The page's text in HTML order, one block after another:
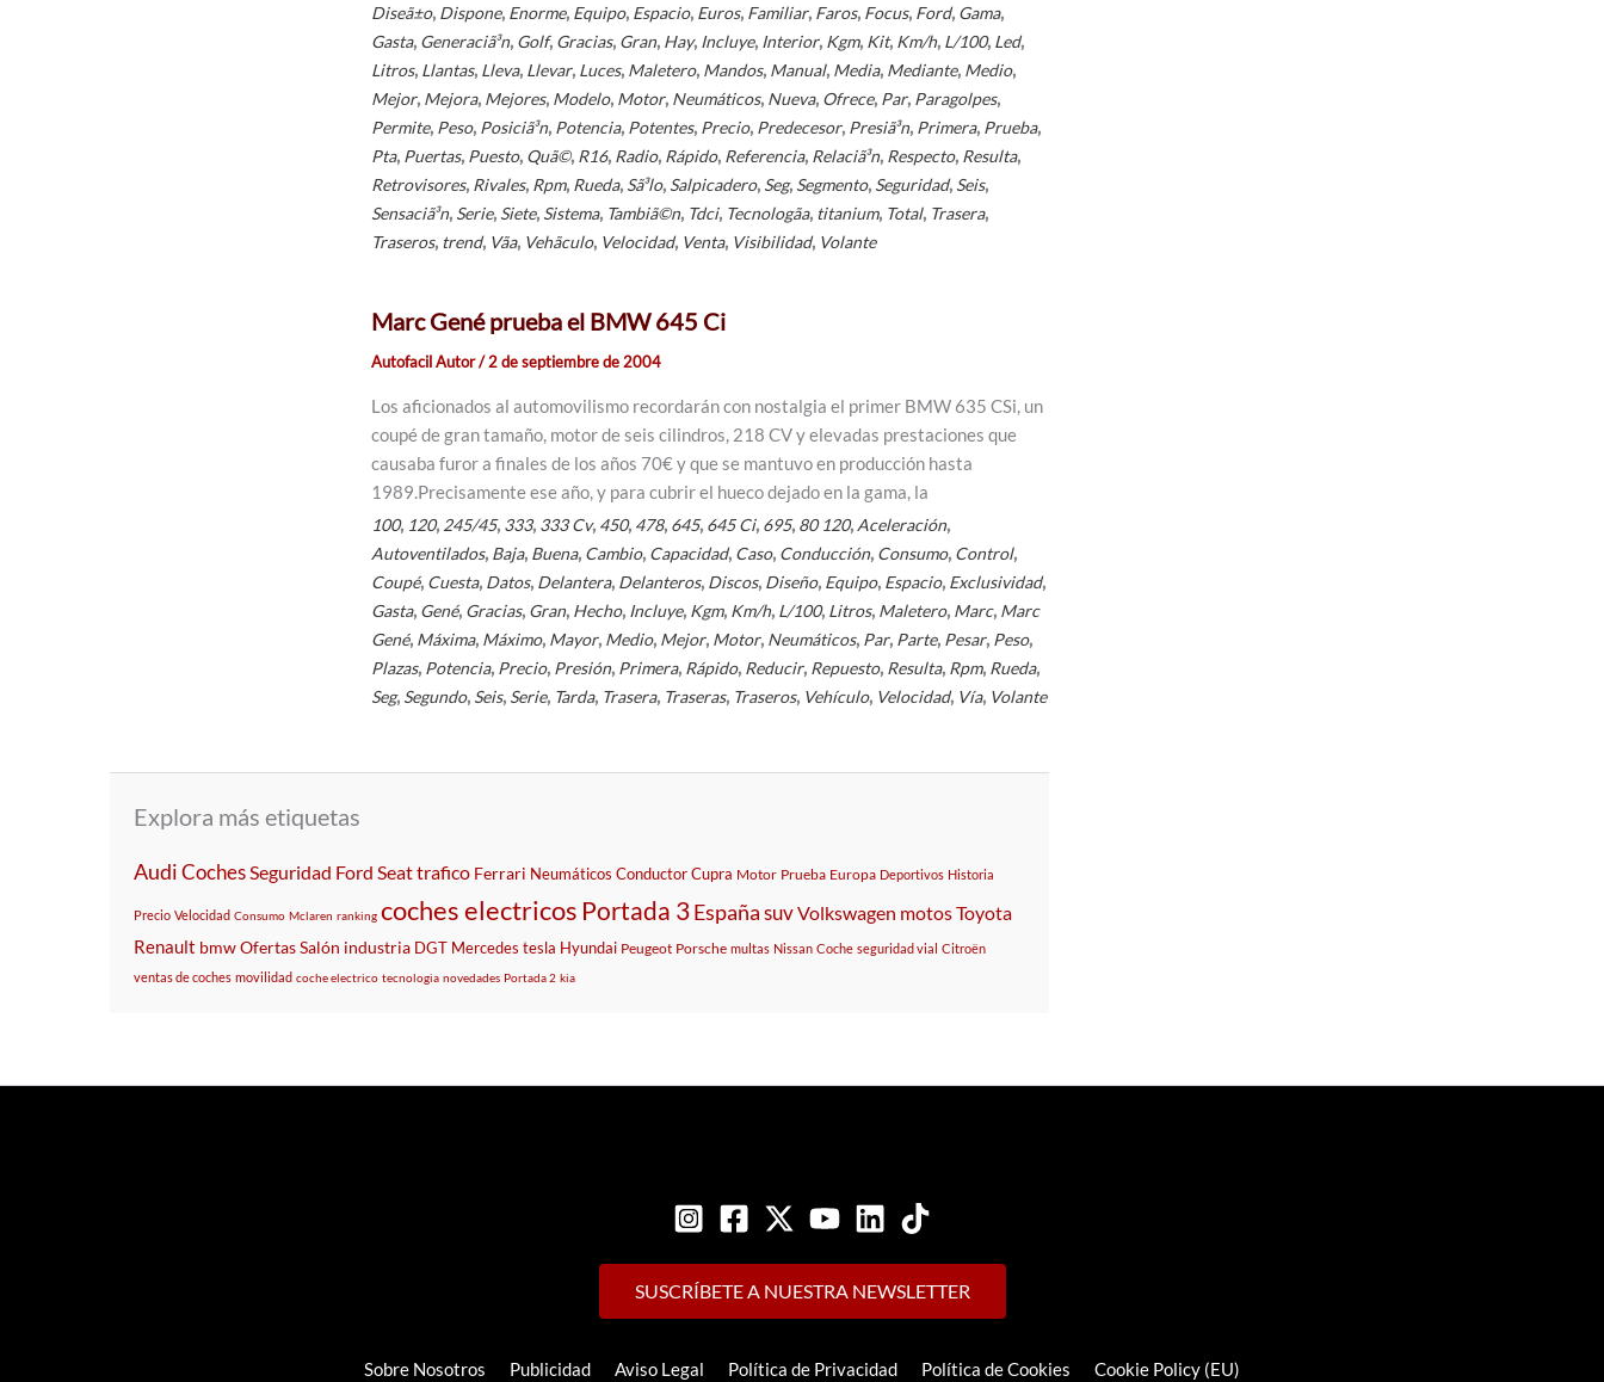
Diseã±o, Dispone, Enorme, Equipo, Espacio, Euros, Familiar, Faros, Focus, Ford, Gama,
Gasta, Generaciã³n, Golf, Gracias, Gran, Hay, Incluye, Interior, Kgm, Kit, Km/h, L/100, Led,
Litros, Llantas, Lleva, Llevar, Luces, Maletero, Mandos, Manual, Media, Mediante, Medio,
Mejor, Mejora, Mejores, Modelo, Motor, Neumáticos, Nueva, Ofrece, Par, Paragolpes,
Permite, Peso, Posiciã³n, Potencia, Potentes, Precio, Predecesor, Presiã³n, Primera, Prueba,
Pta, Puertas, Puesto, Quã©, R16, Radio, Rápido, Referencia, Relaciã³n, Respecto, Resulta,
Retrovisores, Rivales, Rpm, Rueda, Sã³lo, Salpicadero, Seg, Segmento, Seguridad, Seis,
Sensaciã³n, Serie, Siete, Sistema, Tambiã©n, Tdci, Tecnologã­a, titanium, Total, Trasera,
Traseros, trend, Vã­a, Vehã­culo, Velocidad, Venta, Visibilidad, Volante
Marc Gené prueba el BMW 645 Ci
Autofacil Autor/2 de septiembre de 2004
Los aficionados al automovilismo recordarán con nostalgia el primer BMW 635 CSi, un
coupé de gran tamaño, motor de seis cilindros, 218 CV y elevadas prestaciones que
causaba furor a finales de los años 70€ y que se mantuvo en producción hasta
1989.Precisamente ese año, y para cubrir el hueco dejado en la gama, la
100, 120, 245/45, 333, 333 Cv, 450, 478, 645, 645 Ci, 695, 80 120, Aceleración,
Autoventilados, Baja, Buena, Cambio, Capacidad, Caso, Conducción, Consumo, Control,
Coupé, Cuesta, Datos, Delantera, Delanteros, Discos, Diseño, Equipo, Espacio, Exclusividad,
Gasta, Gené, Gracias, Gran, Hecho, Incluye, Kgm, Km/h, L/100, Litros, Maletero, Marc, Marc
Gené, Máxima, Máximo, Mayor, Medio, Mejor, Motor, Neumáticos, Par, Parte, Pesar, Peso,
Plazas, Potencia, Precio, Presión, Primera, Rápido, Reducir, Repuesto, Resulta, Rpm, Rueda,
Seg, Segundo, Seis, Serie, Tarda, Trasera, Traseras, Traseros, Vehículo, Velocidad, Vía, Volante
Explora más etiquetas
AudiCochesSeguridad Ford Seattrafico Ferrari Neumáticos ConductorCupra Motor Prueba Europa Deportivos Historia
Precio Velocidad Consumo Mclaren ranking coches electricos Portada 3España suvVolkswagen motosToyota
Renault bmwOfertasSalón industria DGT Mercedes tesla Hyundai Peugeot Porsche multas Nissan Coche seguridad vial Citroën
ventas de coches movilidad coche electrico tecnologia novedades Portada 2 kia
SUSCRÍBETE A NUESTRA NEWSLETTER
Sobre Nosotros Publicidad Aviso Legal Política de Privacidad Política de Cookies Cookie Policy (EU)